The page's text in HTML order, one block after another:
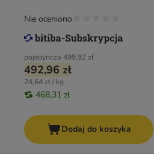
pojedynczo 499,92 zł
492,96 zł
24,64 zł / kg
468,31 zł
Nie oceniono
Dodaj do koszyka